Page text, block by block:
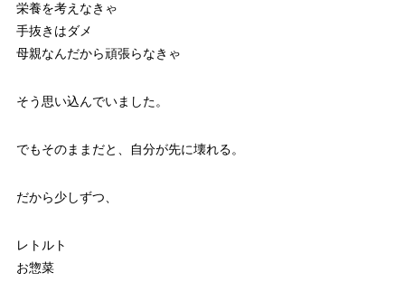
栄養を考えなきゃ
手抜きはダメ
母親なんだから頑張らなきゃ
そう思い込んでいました。
でもそのままだと、自分が先に壊れる。
だから少しずつ、
レトルト
お惣菜